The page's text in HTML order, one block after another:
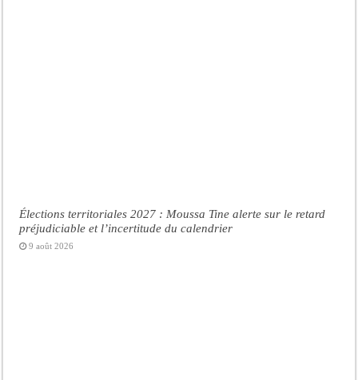
Élections territoriales 2027 : Moussa Tine alerte sur le retard
préjudiciable et l’incertitude du calendrier
9 août 2026